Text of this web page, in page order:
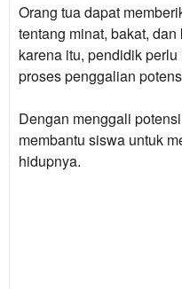
Orang tua dapat
tentang minat, bakat,
karena itu, pendidik
proses penggalian
Dengan menggali
membantu siswa untuk
hidupnya.